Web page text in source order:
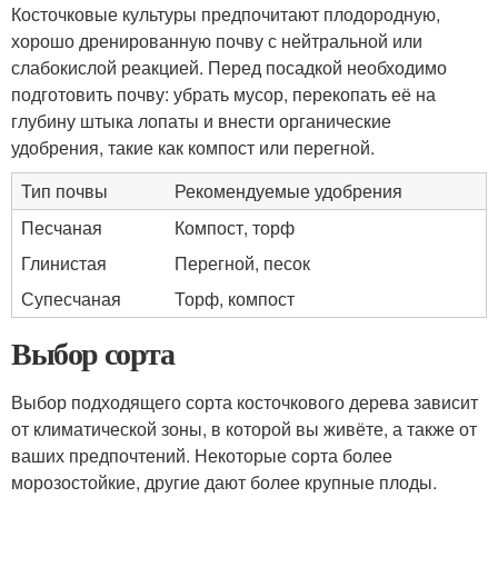
Косточковые культуры предпочитают плодородную,
хорошо дренированную почву с нейтральной или
слабокислой реакцией. Перед посадкой необходимо
подготовить почву: убрать мусор, перекопать её на
глубину штыка лопаты и внести органические
удобрения, такие как компост или перегной.
Тип почвы
Рекомендуемые удобрения
Песчаная
Компост, торф
Глинистая
Перегной, песок
Супесчаная
Торф, компост
Выбор сорта
Выбор подходящего сорта косточкового дерева зависит
от климатической зоны, в которой вы живёте, а также от
ваших предпочтений. Некоторые сорта более
морозостойкие, другие дают более крупные плоды.